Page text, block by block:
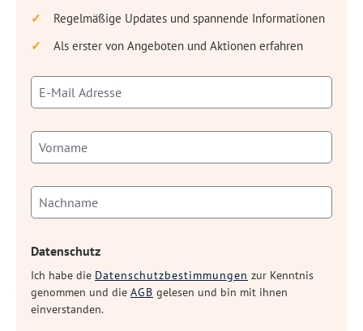
Regelmäßige Updates und spannende Informationen
Als erster von Angeboten und Aktionen erfahren
Datenschutz
Ich habe die Datenschutzbestimmungen zur Kenntnis
genommen und die AGB gelesen und bin mit ihnen
einverstanden.